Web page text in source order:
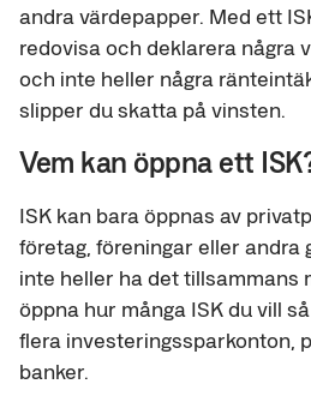
andra värdepapper. Med ett
redovisa och deklarera några
och inte heller några
slipper du skatta på vinsten.
Vem kan öppna ett
ISK kan bara öppnas av
företag, föreningar eller andra
inte heller ha det tillsammans
öppna hur många ISK du vill
flera investeringssparkonton,
banker.